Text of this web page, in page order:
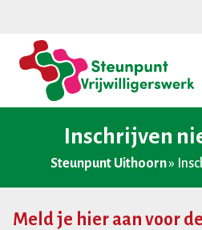
Inschrijven
Steunpunt Uithoorn»
Meld je hier aan voor